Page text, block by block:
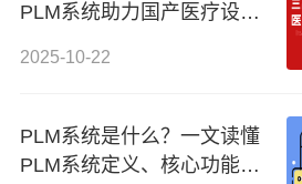
PLM系统助力国产医疗设备
2025-10-22
PLM系统是什么？一文读懂
PLM系统定义、核心功能、